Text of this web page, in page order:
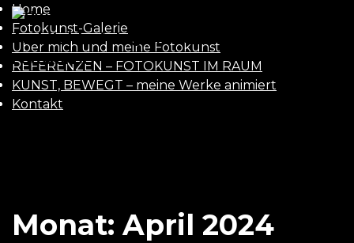
Home
Fotokunst-Galerie
Über mich und meine Fotokunst
REFERENZEN – FOTOKUNST IM RAUM
KUNST, BEWEGT – meine Werke animiert
Kontakt
Monat:April 2024